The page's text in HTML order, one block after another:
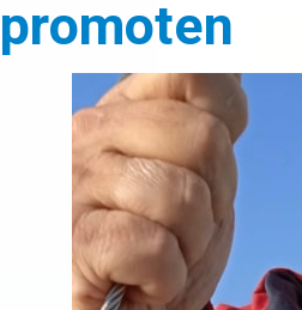
promoten